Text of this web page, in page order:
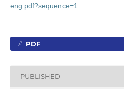
eng.pdf?sequence=1
PDF
PUBLISHED